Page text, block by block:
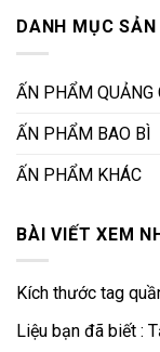
DANH MỤC
ẤN PHẨM QUẢNG
ẤN PHẨM BAO BÌ
ẤN PHẨM KHÁC
BÀI VIẾT XEM
Kích thước tag
Liệu bạn đã biết :